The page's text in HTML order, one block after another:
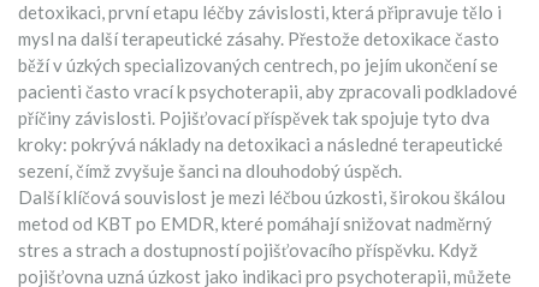
detoxikaci,první etapu léčby závislosti, která připravuje tělo i
mysl na další terapeutické zásahy. Přestože detoxikace často
běží v úzkých specializovaných centrech, po jejím ukončení se
pacienti často vrací k psychoterapii, aby zpracovali podkladové
příčiny závislosti. Pojišťovací příspěvek tak spojuje tyto dva
kroky: pokrývá náklady na detoxikaci a následné terapeutické
sezení, čímž zvyšuje šanci na dlouhodobý úspěch.
Další klíčová souvislost je mezi léčbou úzkosti,širokou škálou
metod od KBT po EMDR, které pomáhají snižovat nadměrný
stres a strach a dostupností pojišťovacího příspěvku. Když
pojišťovna uzná úzkost jako indikaci pro psychoterapii, můžete